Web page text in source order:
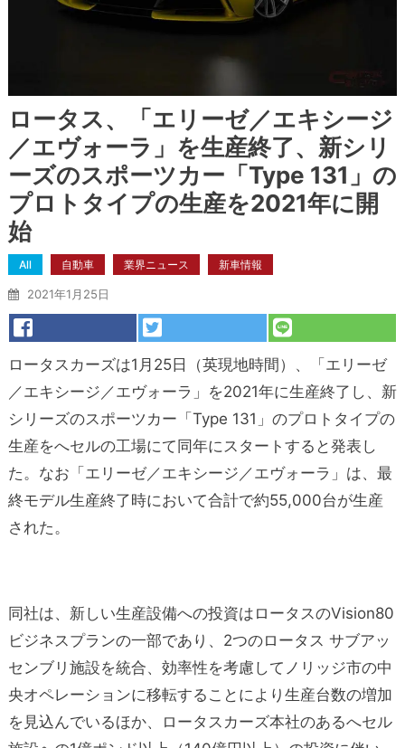
ロータス、「エリーゼ／エキシージ
／エヴォーラ」を生産終了、新シリ
ーズのスポーツカー「Type 131」の
プロトタイプの生産を2021年に開
始
All 自動車 業界ニュース 新車情報
2021年1月25日
ロータスカーズは1月25日（英現地時間）、「エリーゼ
／エキシージ／エヴォーラ」を2021年に生産終了し、新
シリーズのスポーツカー「Type 131」のプロトタイプの
生産をへセルの工場にて同年にスタートすると発表し
た。なお「エリーゼ／エキシージ／エヴォーラ」は、最
終モデル生産終了時において合計で約55,000台が生産
された。
同社は、新しい生産設備への投資はロータスのVision80
ビジネスプランの一部であり、2つのロータス サブアッ
センブリ施設を統合、効率性を考慮してノリッジ市の中
央オペレーションに移転することにより生産台数の増加
を見込んでいるほか、ロータスカーズ本社のあるへセル